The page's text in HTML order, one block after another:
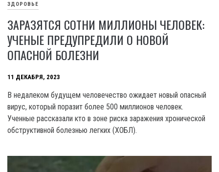
ЗДОРОВЬЕ
ЗАРАЗЯТСЯ СОТНИ МИЛЛИОНЫ ЧЕЛОВЕК:
УЧЕНЫЕ ПРЕДУПРЕДИЛИ О НОВОЙ
ОПАСНОЙ БОЛЕЗНИ
11 ДЕКАБРЯ, 2023
B недалеком будущем человечество ожидает новый опасный
вирус, который поразит более 500 миллионов человек.
Ученные рассказали кто в зоне риска заражения хронической
обструктивной болезнью легких (ХОБЛ).